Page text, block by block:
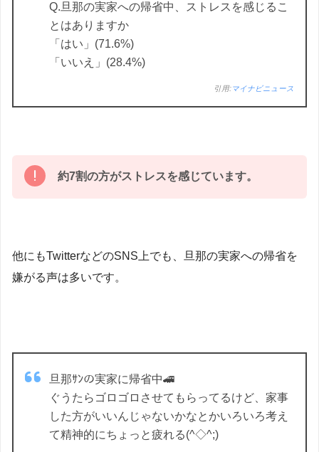
Q.旦那の実家への帰省中、ストレスを感じるこ
とはありますか
「はい」(71.6%)
「いいえ」(28.4%)
引用:マイナビニュース
約7割の方がストレスを感じています。
他にもTwitterなどのSNS上でも、旦那の実家への帰省を
嫌がる声は多いです。
旦那ｻﾝの実家に帰省中🚄
ぐうたらゴロゴロさせてもらってるけど、家事
した方がいいんじゃないかなとかいろいろ考え
て精神的にちょっと疲れる(^◇^;)